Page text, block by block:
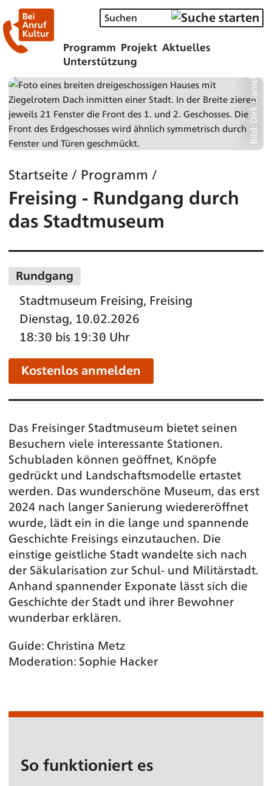
Programm Projekt Aktuelles
Unterstützung
Bild: Dirk Daniel Mann
Startseite / Programm /
Freising - Rundgang durch
das Stadtmuseum
Rundgang
Stadtmuseum Freising, Freising
Dienstag, 10.02.2026
18:30 bis 19:30 Uhr
Kostenlos anmelden
Das Freisinger Stadtmuseum bietet seinen
Besuchern viele interessante Stationen.
Schubladen können geöffnet, Knöpfe
gedrückt und Landschaftsmodelle ertastet
werden. Das wunderschöne Museum, das erst
2024 nach langer Sanierung wiedereröffnet
wurde, lädt ein in die lange und spannende
Geschichte Freisings einzutauchen. Die
einstige geistliche Stadt wandelte sich nach
der Säkularisation zur Schul- und Militärstadt.
Anhand spannender Exponate lässt sich die
Geschichte der Stadt und ihrer Bewohner
wunderbar erklären.
Guide: Christina Metz
Moderation: Sophie Hacker
So funktioniert es